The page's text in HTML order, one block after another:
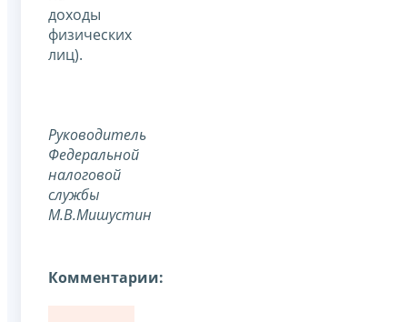
доходы
физических
лиц).
Руководитель
Федеральной
налоговой
службы
М.В.Мишустин
Комментарии: